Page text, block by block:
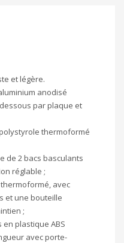
et légère.
anodisé
par plaque et
thermoformé
de 2 bacs basculants
réglable ;
avec
et une bouteille
;
en plastique ABS
avec porte-